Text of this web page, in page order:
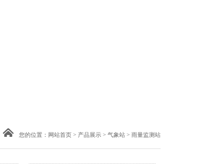
您的位置： 网站首页 > 产品展示 > 气象站 > 雨量监测站